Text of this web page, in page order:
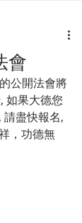
會
公開法會將
如果大德您
請盡快報名,
，功德無